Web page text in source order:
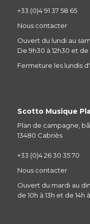
+33 (0)4 91 37 58 65
Nous contacter
Ouvert du lundi au
De 9h30 à 12h30 et de
Fermeture les lundis
Scotto Musique
Plan de campagne,
13480 Cabriès
+33 (0)4 26 30 35 70
Nous contacter
Ouvert du mardi au
de 10h à 13h et de 14h